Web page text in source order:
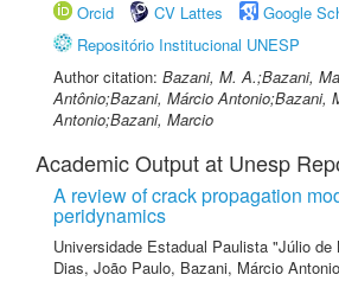
Orcid
CV Lattes Google
Repositório Institucional UNESP
Author citation: Bazani, M. A.;Bazani,
Antônio;Bazani, Márcio Antonio;Bazani,
Antonio;Bazani, Marcio
Academic Output at Unesp
A review of crack propagation
peridynamics
Universidade Estadual Paulista "Júlio de
Dias, João Paulo, Bazani, Márcio Antonio